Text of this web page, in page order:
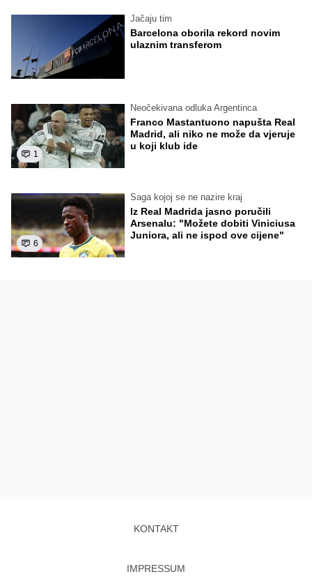
Jačaju tim
Barcelona oborila rekord novim
ulaznim transferom
1
Neočekivana odluka Argentinca
Franco Mastantuono napušta Real
Madrid, ali niko ne može da vjeruje
u koji klub ide
6
Saga kojoj se ne nazire kraj
Iz Real Madrida jasno poručili
Arsenalu: "Možete dobiti Viniciusa
Juniora, ali ne ispod ove cijene"
KONTAKT
IMPRESSUM